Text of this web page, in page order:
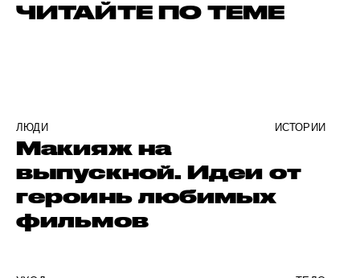
ЧИТАЙТЕ ПО ТЕМЕ
ЛЮДИ ИСТОРИИ
Макияж на
выпускной. Идеи от
героинь любимых
фильмов